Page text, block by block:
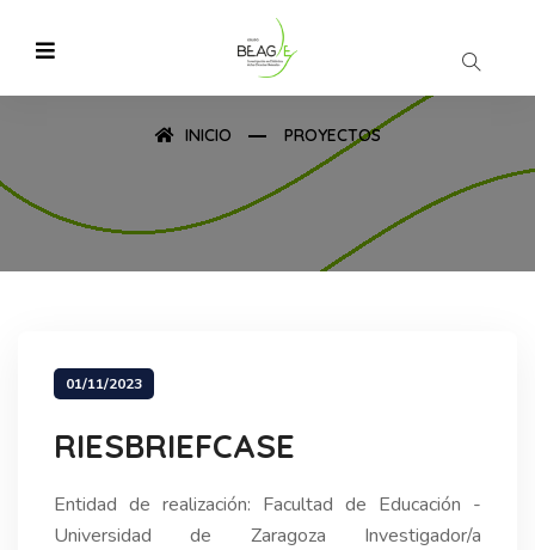
INICIO PROYECTOS
01/11/2023
RIESBRIEFCASE
Entidad de realización: Facultad de Educación -
Universidad de Zaragoza Investigador/a